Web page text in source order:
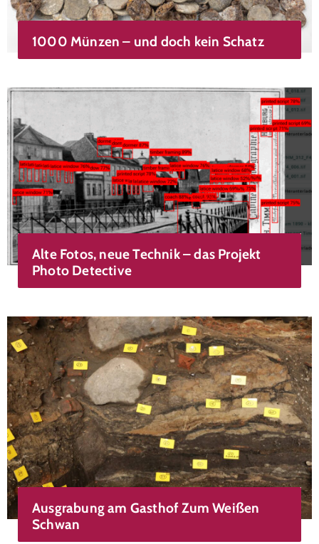
1000 Münzen – und doch kein Schatz
Alte Fotos, neue Technik – das Projekt
Photo Detective
Ausgrabung am Gasthof Zum Weißen
Schwan